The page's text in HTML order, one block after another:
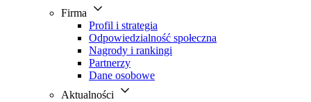
Firma
Profil i strategia
Odpowiedzialność społeczna
Nagrody i rankingi
Partnerzy
Dane osobowe
Aktualności